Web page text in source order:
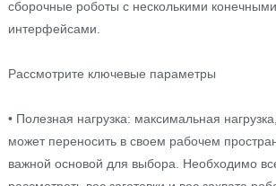
сборочные роботы с несколькими
интерфейсами.
Рассмотрите ключевые параметры
• Полезная нагрузка: максимальная
может переносить в своем рабочем
важной основой для выбора. Необходимо